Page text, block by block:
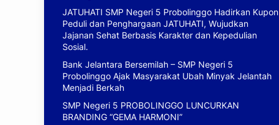
JATUHATI SMP Negeri 5 Probolinggo Hadirkan Kupon
Peduli dan Penghargaan JATUHATI, Wujudkan
Jajanan Sehat Berbasis Karakter dan Kepedulian
Sosial.
Bank Jelantara Bersemilah – SMP Negeri 5
Probolinggo Ajak Masyarakat Ubah Minyak Jelantah
Menjadi Berkah
SMP Negeri 5 PROBOLINGGO LUNCURKAN
BRANDING “GEMA HARMONI”